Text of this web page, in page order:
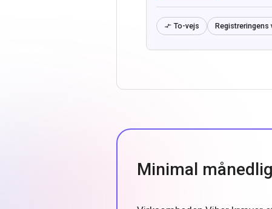
 To-vejs Registreringens
Minimal